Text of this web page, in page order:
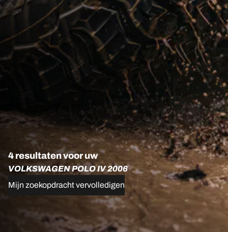
4 resultaten voor uw
VOLKSWAGEN POLO IV 2006
Mijn zoekopdracht vervolledigen